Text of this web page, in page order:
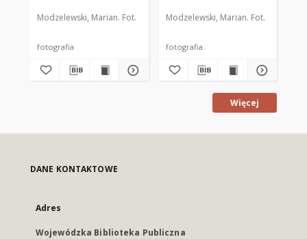
Modzelewski, Marian. Fot.
fotografia
Modzelewski, Marian. Fot.
fotografia
Więcej
DANE KONTAKTOWE
Adres
Wojewódzka Biblioteka Publiczna